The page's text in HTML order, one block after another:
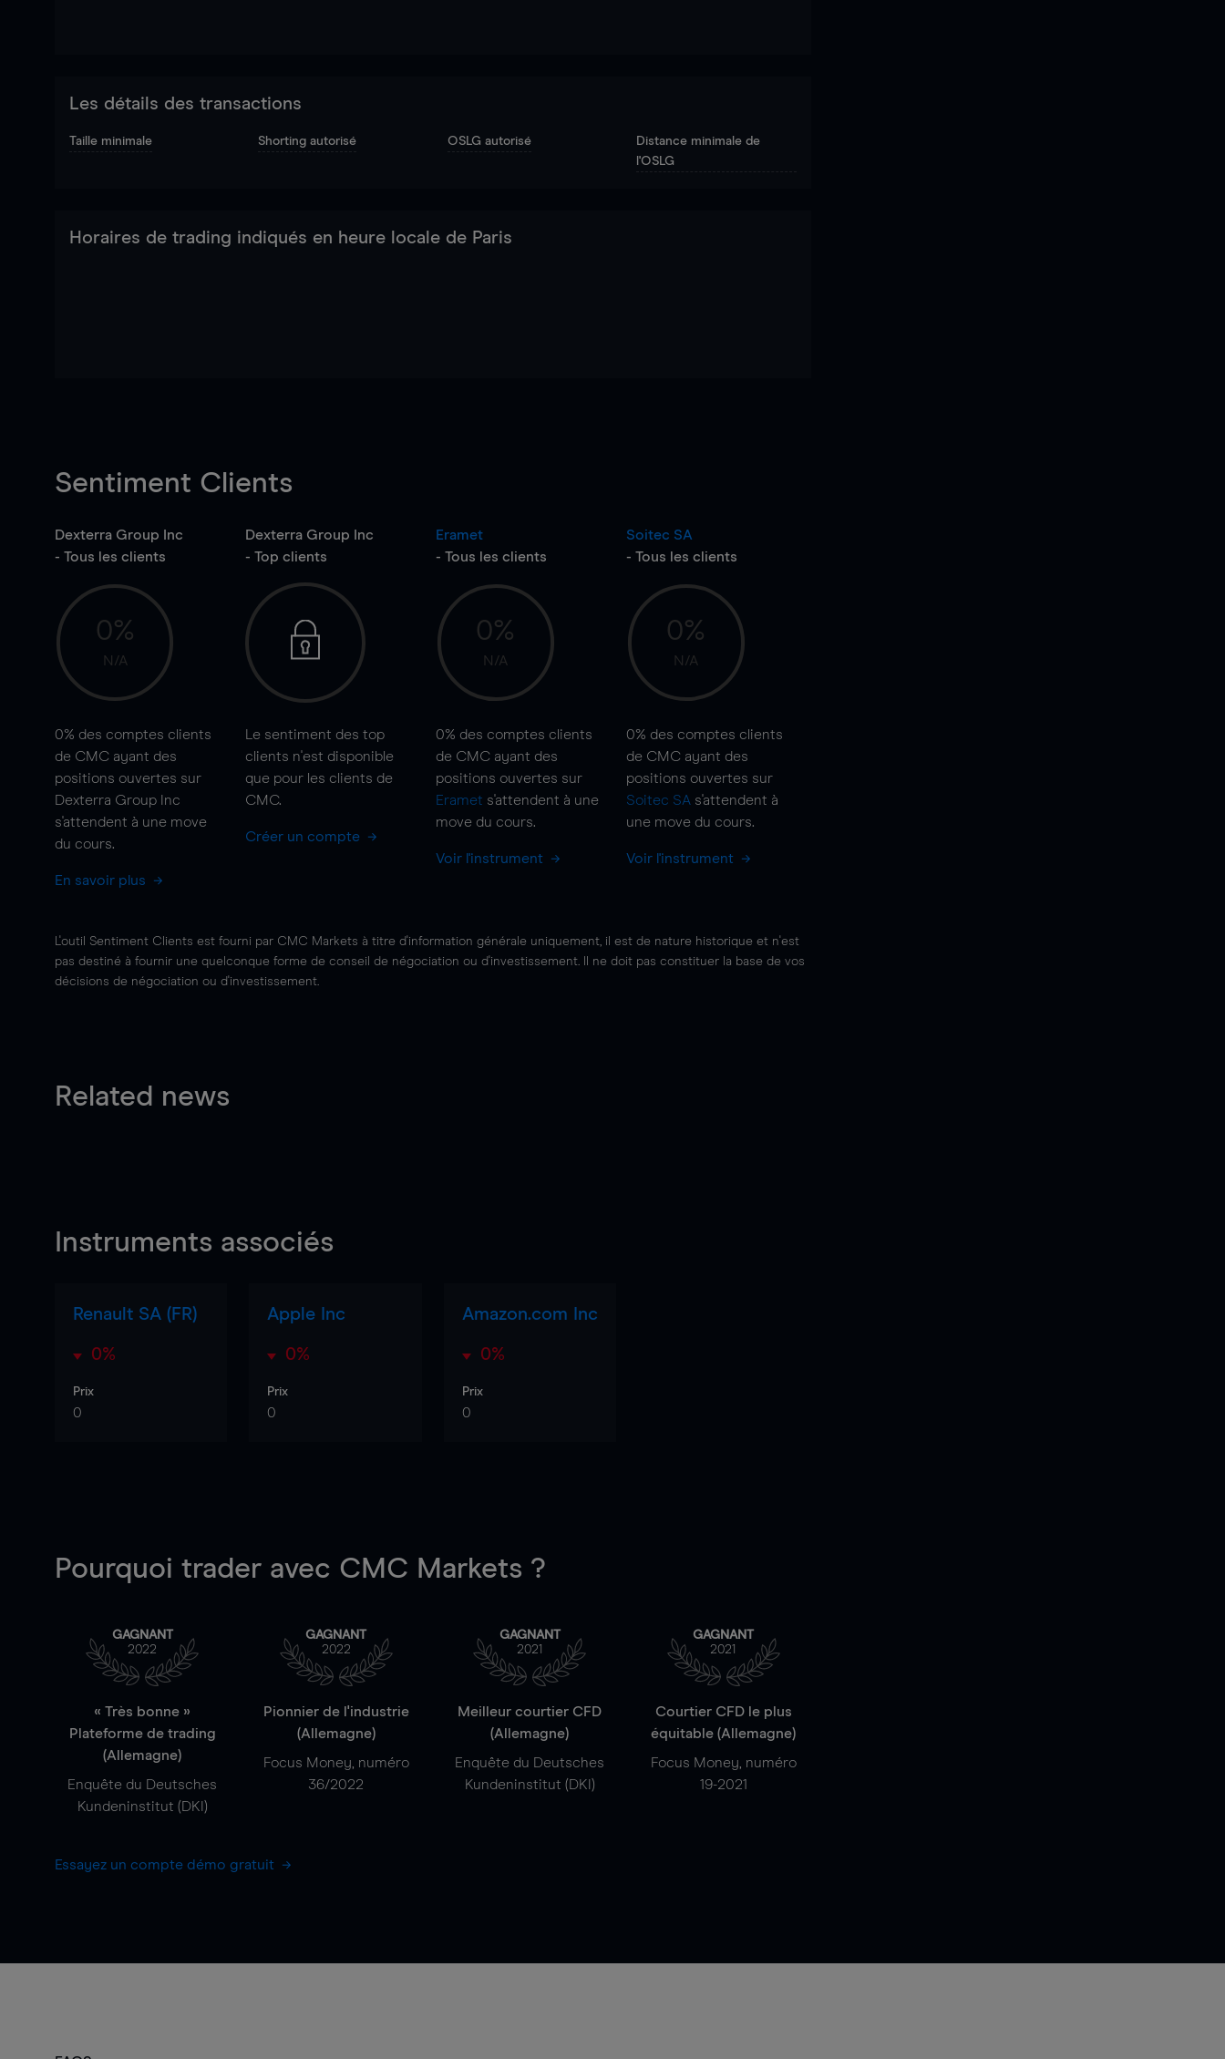
Les détails des transactions
Taille minimale Shorting autorisé OSLG autorisé
Distance minimale de
l'OSLG
Horaires de trading indiqués en heure locale de Paris
Sentiment Clients
Dexterra Group Inc
- Tous les clients
0%
N/A
0% des comptes clients
de CMC ayant des
positions ouvertes sur
Dexterra Group Inc
s'attendent à une move
du cours.
En savoir plus
Dexterra Group Inc
- Top clients
Le sentiment des top
clients n'est disponible
que pour les clients de
CMC.
Créer un compte
Eramet
- Tous les clients
0%
N/A
0% des comptes clients
de CMC ayant des
positions ouvertes sur
Eramet s'attendent à une
move du cours.
Voir l'instrument
Soitec SA
- Tous les clients
0%
N/A
0% des comptes clients
de CMC ayant des
positions ouvertes sur
Soitec SA s'attendent à
une move du cours.
Voir l'instrument
L'outil Sentiment Clients est fourni par CMC Markets à titre d'information générale uniquement, il est de nature historique et n'est
pas destiné à fournir une quelconque forme de conseil de négociation ou d'investissement. Il ne doit pas constituer la base de vos
décisions de négociation ou d'investissement.
Related news
Instruments associés
Renault SA (FR)
0%
Prix
0
Apple Inc
0%
Prix
0
Amazon.com Inc
0%
Prix
0
Pourquoi trader avec CMC Markets ?
GAGNANT
2022
« Très bonne »
Plateforme de trading
(Allemagne)
Enquête du Deutsches
Kundeninstitut (DKI)
GAGNANT
2022
Pionnier de l'industrie
(Allemagne)
Focus Money, numéro
36/2022
GAGNANT
2021
Meilleur courtier CFD
(Allemagne)
Enquête du Deutsches
Kundeninstitut (DKI)
GAGNANT
2021
Courtier CFD le plus
équitable (Allemagne)
Focus Money, numéro
19-2021
Essayez un compte démo gratuit